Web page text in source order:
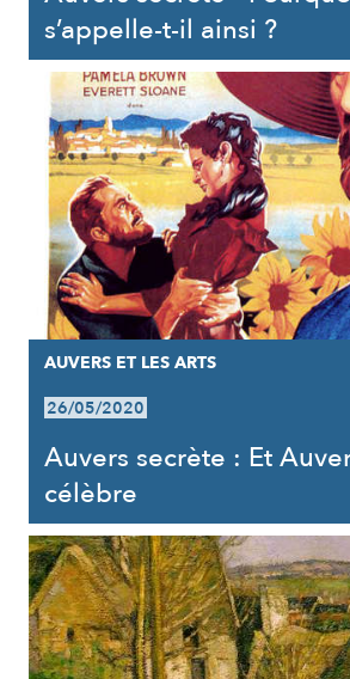
s’appelle-t-il ainsi ?
AUVERS ET LES ARTS
26/05/2020
Auvers secrète : Et
célèbre